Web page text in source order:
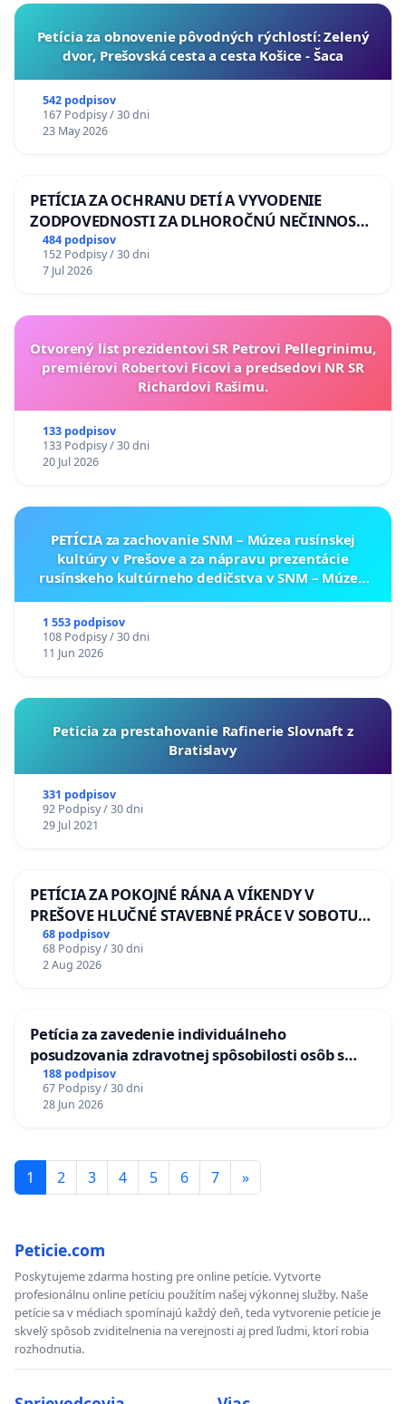
​Petícia za obnovenie pôvodných rýchlostí: Zelený
dvor, Prešovská cesta a cesta Košice - Šaca
542 podpisov
167 Podpisy / 30 dni
23 May 2026
PETÍCIA ZA OCHRANU DETÍ A VYVODENIE
ZODPOVEDNOSTI ZA DLHOROČNÚ NEČINNOSŤ
A ZLYHANIE ŠTÁTU
484 podpisov
152 Podpisy / 30 dni
7 Jul 2026
Otvorený list prezidentovi SR Petrovi Pellegrinimu,
premiérovi Robertovi Ficovi a predsedovi NR SR
Richardovi Rašimu.
133 podpisov
133 Podpisy / 30 dni
20 Jul 2026
PETÍCIA za zachovanie SNM – Múzea rusínskej
kultúry v Prešove a za nápravu prezentácie
rusínskeho kultúrneho dedičstva v SNM – Múzeu
1 553 podpisov
108 Podpisy / 30 dni
11 Jun 2026
Peticia za prestahovanie Rafinerie Slovnaft z
Bratislavy
331 podpisov
92 Podpisy / 30 dni
29 Jul 2021
PETÍCIA ZA POKOJNÉ RÁNA A VÍKENDY V
PREŠOVE HLUČNÉ STAVEBNÉ PRÁCE V SOBOTU
LEN OD 9.00 DO 13.00 HOD., CEZ PRACOVNÝ
TÝŽDEŇ CIEĽ 8.00 – 18.00 HOD. A PRAVIDELNÁ
KONTROLA STAVBY C-AREA NA
68 podpisov
68 Podpisy / 30 dni
2 Aug 2026
Petícia za zavedenie individuálneho
posudzovania zdravotnej spôsobilosti osôb s
diabetom 1. a 2. typu pri prijímaní do
Policajného zboru SR
188 podpisov
67 Podpisy / 30 dni
28 Jun 2026
1 2 3 4 5 6 7 »
Peticie.com
Poskytujeme zdarma hosting pre online petície. Vytvorte
profesionálnu online petíciu použítím našej výkonnej služby. Naše
petície sa v médiach spomínajú každý deň, teda vytvorenie petície je
skvelý spôsob zviditelnenia na verejnosti aj pred ľudmi, ktorí robia
rozhodnutia.